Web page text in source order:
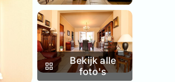
Bekijk alle
foto's